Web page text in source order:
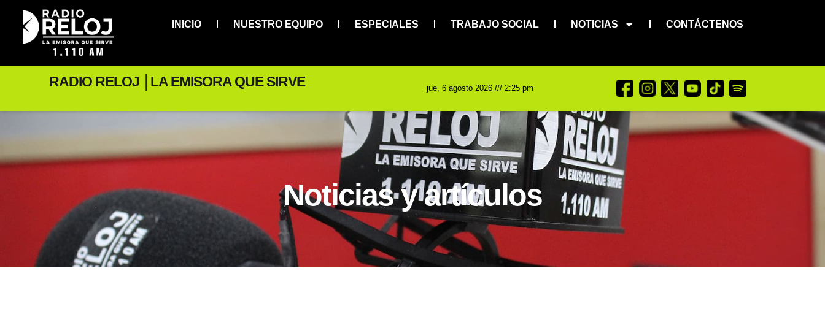
INICIO NUESTRO EQUIPO ESPECIALES TRABAJO SOCIAL NOTICIAS CONTÁCTENOS
RADIO RELOJ │LA EMISORA QUE SIRVE jue, 6 agosto 2026 /// 2:25 pm
Noticias y artículos